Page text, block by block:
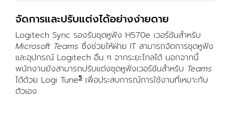
จัดการและปรับแต่งได้อย่างง่ายดาย
Logitech Sync รองรับชุดหูฟัง H570e เวอร์ชันสำหรับ
Microsoft Teams ซึ่งช่วยให้ฝ่าย IT สามารถจัดการชุดหูฟัง
และอุปกรณ์ Logitech อื่น ๆ จากระยะไกลได้ นอกจากนี้
พนักงานยังสามารถปรับแต่งชุดหูฟังเวอร์ชันสำหรับ Teams
ได้ด้วย Logi Tune5 Logi Tune พร้อมใช้งานบน Windows แล
เพื่อประสบการณ์การใช้งานที่เหมาะกับ
ตัวเอง